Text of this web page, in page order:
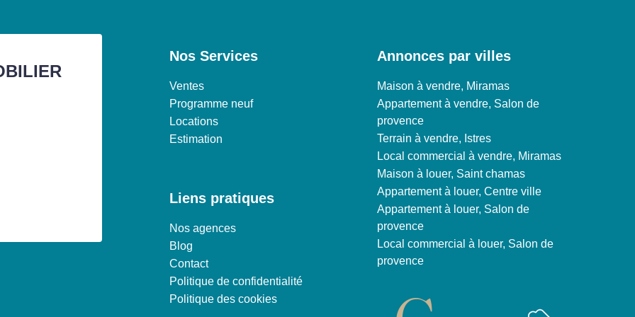
Nos Services
Ventes
Programme neuf
Locations
Estimation
Liens pratiques
Nos agences
Blog
Contact
Politique de confidentialité
Politique des cookies
Annonces par villes
Maison à vendre, Miramas
Appartement à vendre, Salon de
provence
Terrain à vendre, Istres
Local commercial à vendre, Miramas
Maison à louer, Saint chamas
Appartement à louer, Centre ville
Appartement à louer, Salon de
provence
Local commercial à louer, Salon de
provence